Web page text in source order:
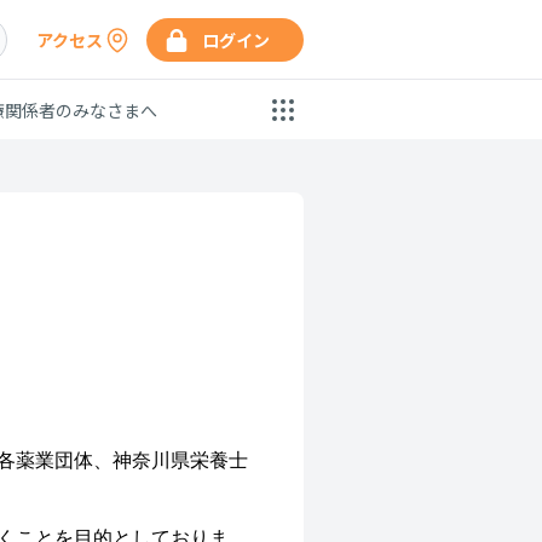
アクセス ログイン
係者のみなさまへ
薬業団体、神奈川県栄養士
ことを目的としておりま